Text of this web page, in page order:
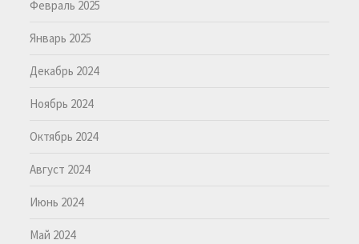
Февраль 2025
Январь 2025
Декабрь 2024
Ноябрь 2024
Октябрь 2024
Август 2024
Июнь 2024
Май 2024